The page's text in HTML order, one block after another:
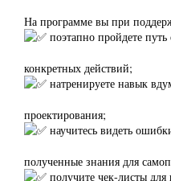
На программе вы при
поэтапно пройдете
конкретных действий;
натренируете навык
проектирования;
научитесь видеть
полученные знания для
получите чек-листы